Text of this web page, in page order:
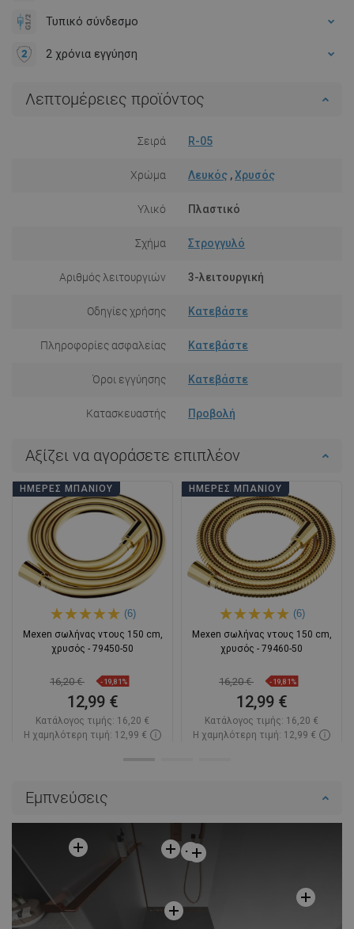
Τυπικό σύνδεσμο
2 χρόνια εγγύηση
Λεπτομέρειες προϊόντος
Σειρά R-05
Χρώμα Λευκός ,Χρυσός
Υλικό Πλαστικό
Σχήμα Στρογγυλό
Αριθμός λειτουργιών 3-λειτουργική
Οδηγίες χρήσης Κατεβάστε
Πληροφορίες ασφαλείας Κατεβάστε
Όροι εγγύησης Κατεβάστε
Κατασκευαστής Προβολή
Αξίζει να αγοράσετε επιπλέον
ΗΜΈΡΕΣ ΜΠΆΝΙΟΥ
(6)
Mexen σωλήνας ντους 150 cm,
χρυσός - 79450-50
16,20 € -19,81%
12,99 €
Κατάλογος τιμής: 16,20 €
Η χαμηλότερη τιμή: 12,99 €
ΗΜΈΡΕΣ ΜΠΆΝΙΟΥ
(6)
Mexen σωλήνας ντους 150 cm,
χρυσός - 79460-50
16,20 € -19,81%
12,99 €
Κατάλογος τιμής: 16,20 €
Η χαμηλότερη τιμή: 12,99 €
Εμπνεύσεις